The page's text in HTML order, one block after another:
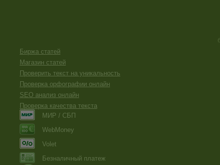
Биржа статей
Магазин статей
Проверить текст на уникальность
Проверка орфографии онлайн
SEO анализ онлайн
Проверка качества текста
МИР / СБП
WebMoney
Volet
Безналичный платеж